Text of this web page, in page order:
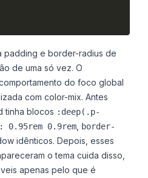
padding e border-radius de
de uma só vez. O
do foco global
com color-mix. Antes
tinha blocos :deep(.p-
0.95rem 0.9rem
border-
idênticos. Depois, esses
o tema cuida disso,
apenas pelo que é